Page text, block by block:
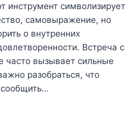
инструмент символизирует
самовыражение, но
о внутренних
Встреча с
часто вызывает сильные
разобраться, что